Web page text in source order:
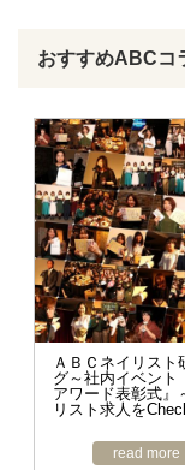
おすすめABCコ
ＡＢＣネイリスト
グ～社内イベント
アワード表彰式』
リスト求人を
read more